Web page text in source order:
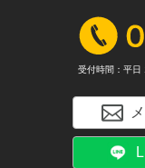
受付時間：平日